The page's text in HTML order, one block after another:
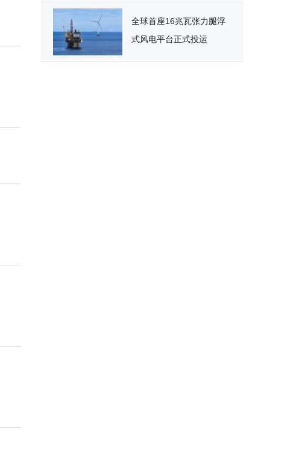
全球首座16兆瓦张力腿浮
式风电平台正式投运